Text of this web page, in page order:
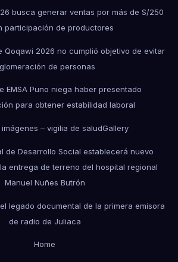
busca generar ventas por más de S/250
participación de productores
Qoqawi 2026 no cumplió objetivo de evitar
de personas
EMSA Puno niega haber presentado
para obtener estabilidad laboral
– vigilia de saludGallery
de Desarrollo Social establecerá nuevo
entrega de terreno del hospital regional
Manuel Nuñes Butrón
legado documental de la primera emisora
de radio de Juliaca
Home